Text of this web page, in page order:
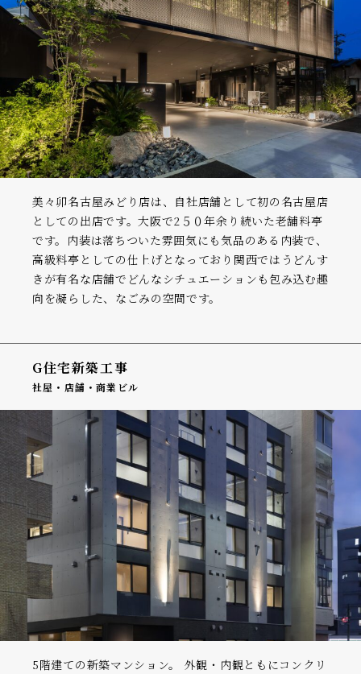
美々卯名古屋みどり店は、自社店舗として初の名古屋店
としての出店です。大阪で2５０年余り続いた老舗料亭
です。内装は落ちついた雰囲気にも気品のある内装で、
高級料亭としての仕上げとなっており関西ではうどんす
きが有名な店舗でどんなシチュエーションも包み込む趣
向を凝らした、なごみの空間です。
G住宅新築工事
社屋・店舗・商業ビル
5階建ての新築マンション。 外観・内観ともにコンクリ